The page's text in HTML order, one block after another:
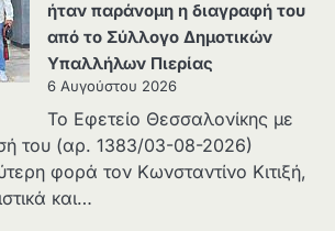
ήταν παράνομη η διαγραφή του
από το Σύλλογο Δημοτικών
Υπαλλήλων Πιερίας
6 Αυγούστου 2026
Το Εφετείο Θεσσαλονίκης με
του (αρ. 1383/03-08-2026)
φορά τον Κωνσταντίνο Κιτιξή,
και…